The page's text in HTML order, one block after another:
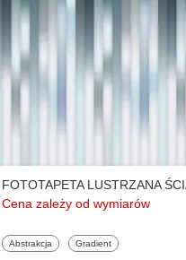
FOTOTAPETA LUSTRZANA
Cena zależy od wymiarów
Fototapety
Abstrakcja Fototapety
Gradient